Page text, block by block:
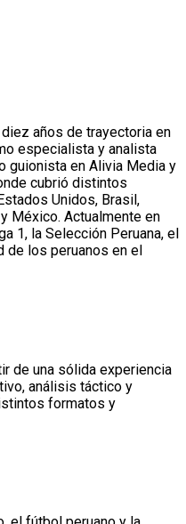
años de trayectoria en
especialista y analista
guionista en Alivia Media y
cubrió distintos
Unidos, Brasil,
México. Actualmente en
1, la Selección Peruana, el
de los peruanos en el
de una sólida experiencia
análisis táctico y
formatos y